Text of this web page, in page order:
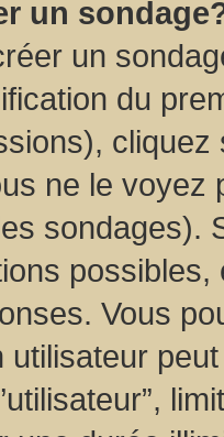
un
un
du
cliquez
ne le voyez
sondages).
Vous
utilisateur